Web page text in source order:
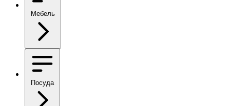
Мебель
Посуда